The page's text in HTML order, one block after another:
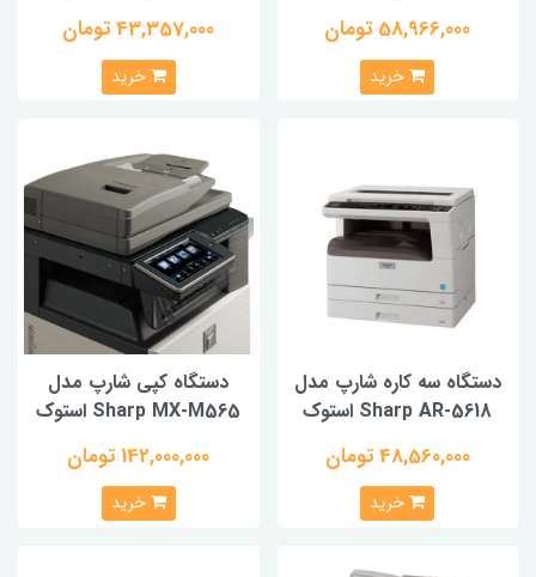
58,966,000 تومان
خرید
43,357,000 تومان
خرید
دستگاه سه کاره شارپ مدل
Sharp AR‑5618 استوک
48,560,000 تومان
خرید
دستگاه کپی شارپ مدل
Sharp MX-M565 استوک
142,000,000 تومان
خرید